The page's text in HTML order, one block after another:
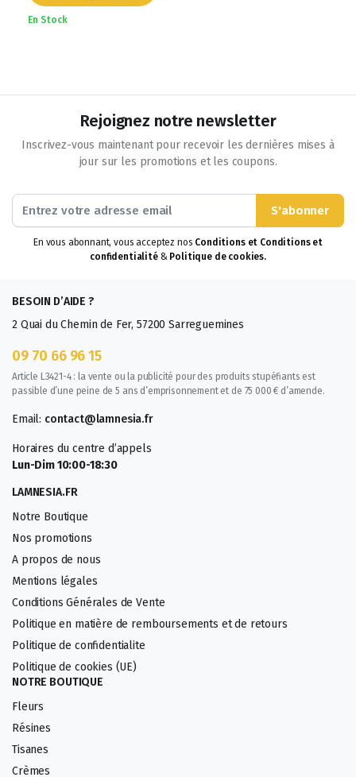
En Stock
Rejoignez notre newsletter
Inscrivez-vous maintenant pour recevoir les dernières mises à
jour sur les promotions et les coupons.
S'abonner
En vous abonnant, vous acceptez nos Conditions et Conditions et
confidentialité & Politique de cookies.
BESOIN D’AIDE ?
2 Quai du Chemin de Fer, 57200 Sarreguemines
09 70 66 96 15
Article L3421-4 : la vente ou la publicité pour des produits stupéfiants est
passible d’une peine de 5 ans d’emprisonnement et de 75 000 € d’amende.
Email: contact@lamnesia.fr
Horaires du centre d’appels
Lun-Dim 10:00-18:30
LAMNESIA.FR
Notre Boutique
Nos promotions
A propos de nous
Mentions légales
Conditions Générales de Vente
Politique en matière de remboursements et de retours
Politique de confidentialite
Politique de cookies (UE)
NOTRE BOUTIQUE
Fleurs
Résines
Tisanes
Crèmes